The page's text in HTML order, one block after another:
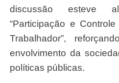
discussão esteve
“Participação e
Trabalhador”,
envolvimento da
políticas públicas.